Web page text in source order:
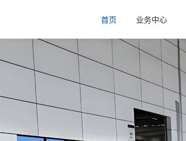
首页 业务中心